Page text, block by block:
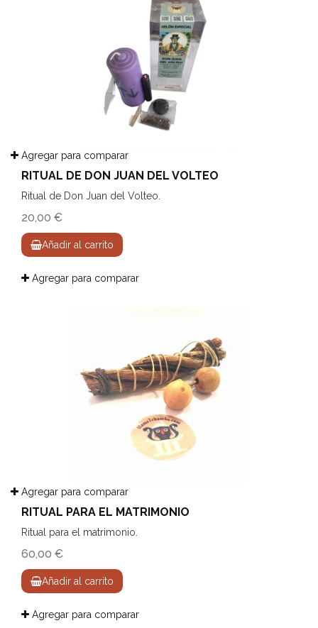
Agregar para comparar
RITUAL DE DON JUAN DEL VOLTEO
Ritual de Don Juan del Volteo.
20,00 €
Añadir al carrito
Agregar para comparar
Agregar para comparar
RITUAL PARA EL MATRIMONIO
Ritual para el matrimonio.
60,00 €
Añadir al carrito
Agregar para comparar